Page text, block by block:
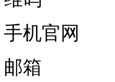
手机官网
邮箱